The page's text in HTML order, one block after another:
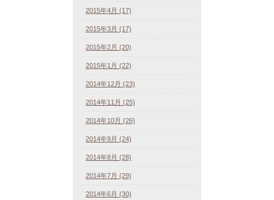
2015年4月 (17)
2015年3月 (17)
2015年2月 (20)
2015年1月 (22)
2014年12月 (23)
2014年11月 (25)
2014年10月 (26)
2014年9月 (24)
2014年8月 (28)
2014年7月 (29)
2014年6月 (30)